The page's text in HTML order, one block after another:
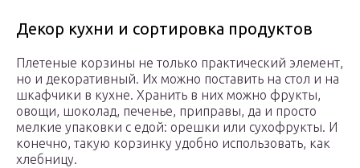
Декор кухни и сортировка продуктов
Плетеные корзины не только практический элемент,
но и декоративный. Их можно поставить на стол и на
шкафчики в кухне. Хранить в них можно фрукты,
овощи, шоколад, печенье, приправы, да и просто
мелкие упаковки с едой: орешки или сухофрукты. И
конечно, такую корзинку удобно использовать, как
хлебницу.